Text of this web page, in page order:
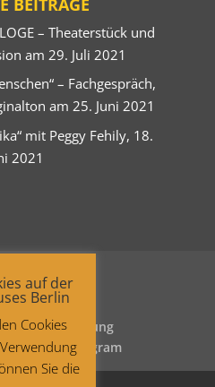
– Theaterstück und
am 29. Juli 2021
– Fachgespräch,
am 25. Juni 2021
mit Peggy Fehily, 18.
2021
Instagram
auf der
Berlin
Cookies
Sie die